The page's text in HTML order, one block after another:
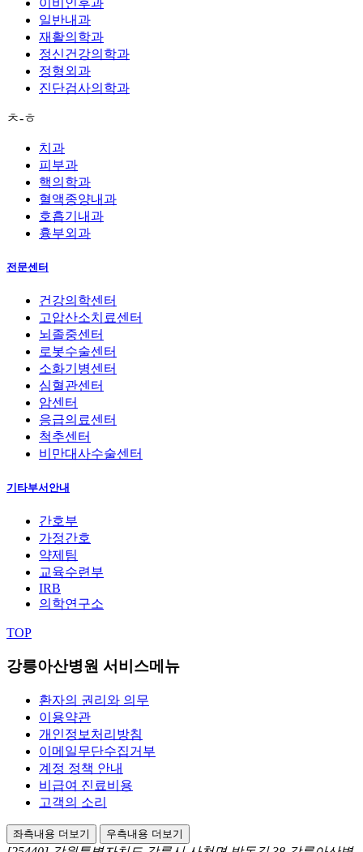
일반내과
재활의학과
정신건강의학과
정형외과
진단검사의학과
ㅊ-ㅎ
치과
피부과
핵의학과
혈액종양내과
호흡기내과
흉부외과
전문센터
건강의학센터
고압산소치료센터
뇌졸중센터
로봇수술센터
소화기병센터
심혈관센터
암센터
응급의료센터
척추센터
비만대사수술센터
기타부서안내
간호부
가정간호
약제팀
교육수련부
IRB
의학연구소
TOP
강릉아산병원 서비스메뉴
환자의 권리와 의무
이용약관
개인정보처리방침
이메일무단수집거부
계정 정책 안내
비급여 진료비용
고객의 소리
좌측내용 더보기 우측내용 더보기